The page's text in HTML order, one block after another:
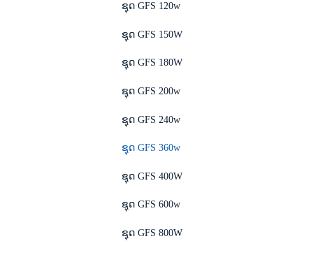
ຊຸດ GFS 120w
ຊຸດ GFS 150W
ຊຸດ GFS 180W
ຊຸດ GFS 200w
ຊຸດ GFS 240w
ຊຸດ GFS 360w
ຊຸດ GFS 400W
ຊຸດ GFS 600w
ຊຸດ GFS 800W